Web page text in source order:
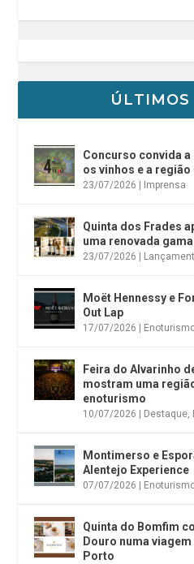
ÚLTIMOS
Concurso convida
os vinhos e a região
23/07/2026 Imprensa
Quinta dos Frades
uma renovada
23/07/2026
Moët Hennessy e
Out Lap
17/07/2026
Feira do Alvarinho
mostram uma
enoturismo
10/07/2026 Destaque,
Montimerso e
Alentejo Experience
07/07/2026
Quinta do Bomfim
Douro numa
Porto